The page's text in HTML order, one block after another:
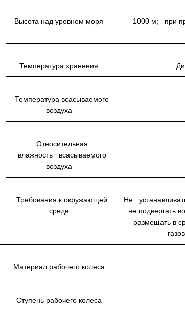
Высота над уровнем моря
1000 м; при
Температура хранения
Температура всасываемого
воздуха
Относительная
влажность всасываемого
воздуха
Требования к окружающей
среде
Не
не подвергать
размещать в
Материал рабочего колеса
Ступень рабочего колеса